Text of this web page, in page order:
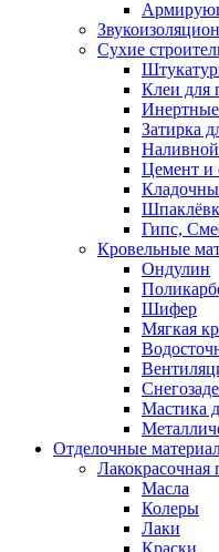
Сухие
Клеи для
Затирка
Цемент и
Гипс,
Кровельные
Ондулин
Шифер
Мягкая
Мастика
Отделочные
Лакокрасочная
Масла
Колеры
Лаки
Краски